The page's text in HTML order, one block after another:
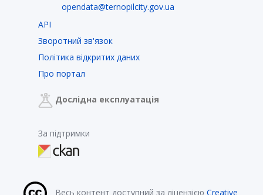
opendata@ternopilcity.gov.ua
API
Зворотний зв'язок
Політика відкритих даних
Про портал
Дослідна експлуатація
За підтримки
Весь контент доступний за ліцензією Creative